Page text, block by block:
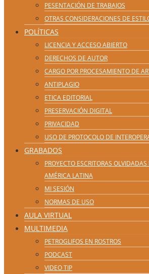
PESENTACIÓN DE TRABAJOS
OTRAS CONSIDERACIONES DE
POLÍTICAS
LICENCIA Y ACCESO ABIERTO
DERECHOS DE AUTOR
CARGO POR PROCESAMIENTO DE
ANTIPLAGIO
ETICA EDITORIAL
PRESERVACIÓN DIGITAL
PRIVACIDAD
USO DE PROTOCOLO DE
GRABADOS
PROYECTO ESCRITORAS OLVIDADAS
AMÉRICA LATINA
MI SESIÓN
NORMAS DE USO
AULA VIRTUAL
MULTIMEDIA
PETROGLIFOS EN ROSTROS
PODCAST
VIDEO TIP